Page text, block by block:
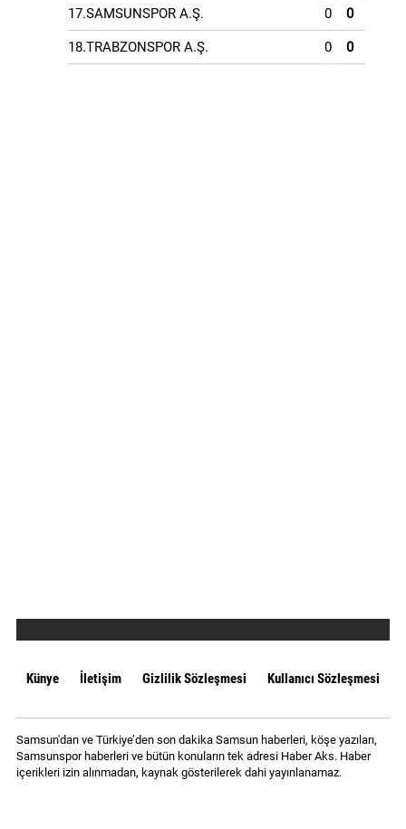
17.SAMSUNSPOR A.Ş. 0 0
18.TRABZONSPOR A.Ş. 0 0
Künye İletişim Gizlilik Sözleşmesi Kullanıcı Sözleşmesi
Samsun'dan ve Türkiye’den son dakika Samsun haberleri, köşe yazıları,
Samsunspor haberleri ve bütün konuların tek adresi Haber Aks. Haber
içerikleri izin alınmadan, kaynak gösterilerek dahi yayınlanamaz.